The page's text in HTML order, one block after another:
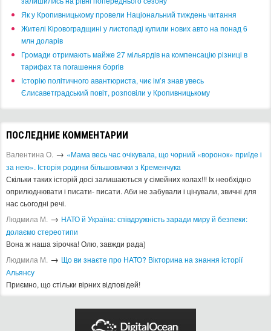
​Як у Кропивницькому провели Національний тиждень читання
​Жителі Кіровоградщині у листопаді купили нових авто на понад 6
млн доларів
​Громади отримають майже 27 мільярдів на компенсацію різниці в
тарифах та погашення боргів
Історію політичного авантюриста, чиє ім’я знав увесь
Єлисаветградський повіт, розповіли у Кропивницькому
ПОСЛЕДНИЕ КОММЕНТАРИИ
Валентина О. → «Мама весь час очікувала, що чорний «воронок» приїде і
за нею». Історія родини більшовички з Кременчука
Скільки таких історій досі залишаються у сімейних колах!!! Іх необхідно
оприлюднювати і писати- писати. Аби не забували і цінували, звичні для
нас сьогодні речі.
Людмила М. → ​НАТО й Україна: співдружність заради миру й безпеки:
долаємо стереотипи
Вона ж наша зірочка! Олю, завжди рада)
Людмила М. → Що ви знаєте про НАТО? Вікторина на знання історії
Альянсу ​
Приємно, що стільки вірних відповідей!